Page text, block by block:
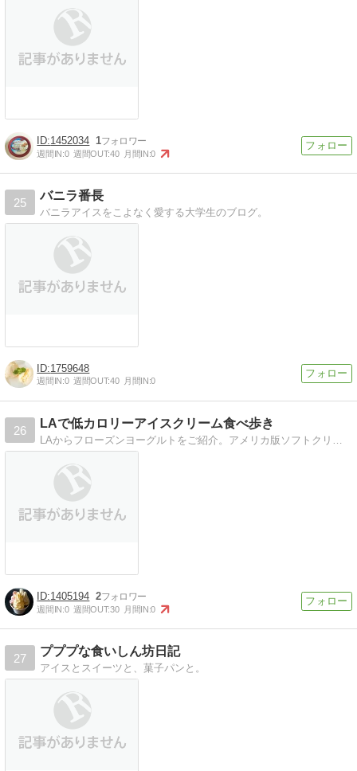
1452034 1
週間IN:0 週間OUT:40 月間IN:0
25
バニラ番長
バニラアイスをこよなく愛する大学生のブログ。
1759648
週間IN:0 週間OUT:40 月間IN:0
26
LAで低カロリーアイスクリーム食べ歩き
1405194 2
週間IN:0 週間OUT:30 月間IN:0
27
プププな食いしん坊日記
アイスとスイーツと、菓子パンと。